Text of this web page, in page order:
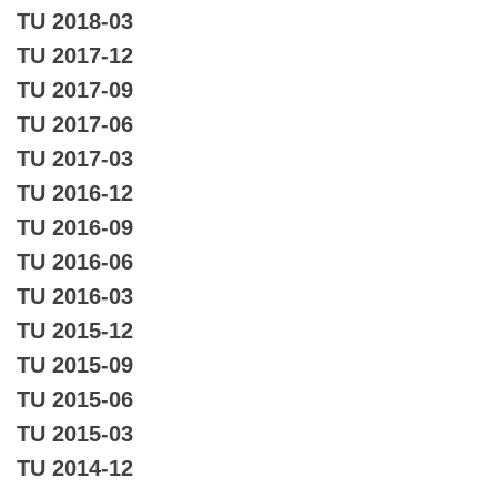
TU 2018-03
TU 2017-12
TU 2017-09
TU 2017-06
TU 2017-03
TU 2016-12
TU 2016-09
TU 2016-06
TU 2016-03
TU 2015-12
TU 2015-09
TU 2015-06
TU 2015-03
TU 2014-12